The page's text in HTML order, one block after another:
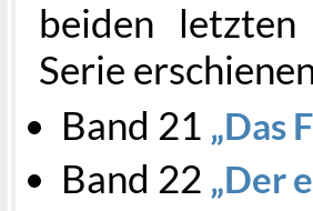
beiden
Serie
Band 21 Das
Band 22 Der